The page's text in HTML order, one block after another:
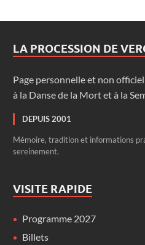
LA PROCESSION DE
Page personnelle et non
à la Danse de la Mort et à la
DEPUIS 2001
Mémoire, tradition et informations
sereinement.
VISITE RAPIDE
Programme 2027
Billets